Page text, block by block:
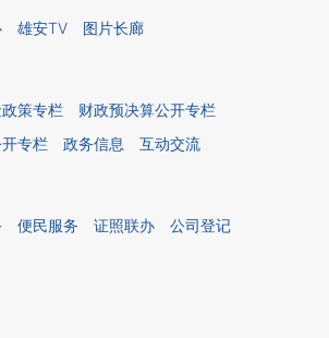
雄安TV 图片长廊
策专栏
财政预决算公开专栏
专栏
政务信息 互动交流
便民服务 证照联办
公司登记